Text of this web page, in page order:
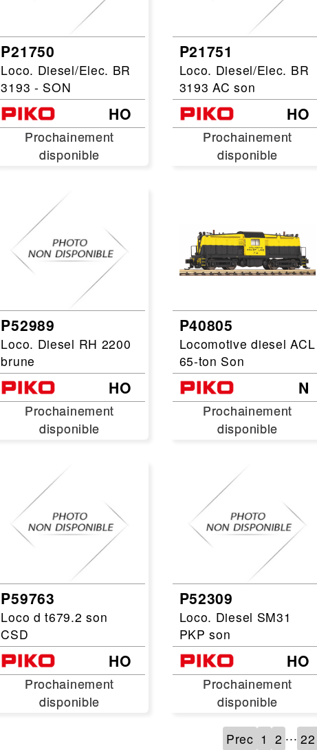
P21750
Loco. Diesel/Elec. BR
3193 - SON
HO
Prochainement
disponible
Prochainement
disponible
P21751
Loco. Diesel/Elec. BR
3193 AC son
HO
Prochainement
disponible
Prochainement
disponible
P52989
Loco. Diesel RH 2200
brune
HO
Prochainement
disponible
Prochainement
disponible
P40805
Locomotive diesel ACL
65-ton Son
N
Prochainement
disponible
Prochainement
disponible
P59763
Loco d t679.2 son
CSD
HO
Prochainement
disponible
Prochainement
disponible
P52309
Loco. Diesel SM31
PKP son
HO
Prochainement
disponible
Prochainement
disponible
Prec 1 2 ... 22